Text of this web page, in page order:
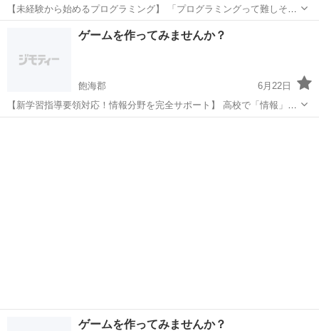
【未経験から始めるプログラミング】 「プログラミングって難しそ
う...」そんなイメージを払拭します！ 当塾が選ばれる理由 初心者向け
東村山郡 プログラミング
ゲームを作ってみませんか？
飽海郡
6月22日
【新学習指導要領対応！情報分野を完全サポート】 高校で「情報」が
必修化されました。 プログラミングの基礎をしっかり身につけましょ
ゲームを作ってみませんか？